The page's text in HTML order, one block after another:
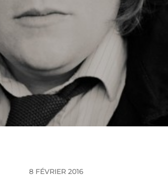
8 FÉVRIER 2016